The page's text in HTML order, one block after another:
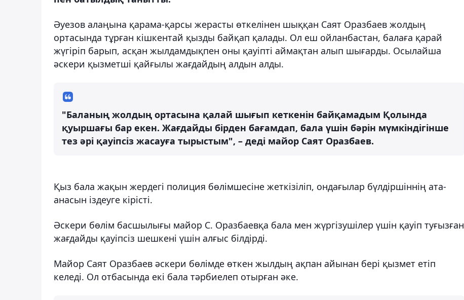
Әуезов алаңына қарама-қарсы жерасты өткелінен шыққан Саят Оразбаев жолдың
ортасында тұрған кішкентай қызды байқап қалады. Ол еш ойланбастан, балаға қарай
жүгіріп барып, асқан жылдамдықпен оны қауіпті аймақтан алып шығарды. Осылайша
әскери қызметші қайғылы жағдайдың алдын алды.
"Баланың жолдың ортасына қалай шығып кеткенін байқамадым Қолында
қуыршағы бар екен. Жағдайды бірден бағамдап, бала үшін бәрін мүмкіндігінше
тез әрі қауіпсіз жасауға тырыстым", – деді майор Саят Оразбаев.
Қыз бала жақын жердегі полиция бөлімшесіне жеткізіліп, ондағылар бүлдіршіннің ата-
анасын іздеуге кірісті.
Әскери бөлім басшылығы майор С. Оразбаевқа бала мен жүргізушілер үшін қауіп туғызған
жағдайды қауіпсіз шешкені үшін алғыс білдірді.
Майор Саят Оразбаев әскери бөлімде өткен жылдың ақпан айынан бері қызмет етіп
келеді. Ол отбасында екі бала тәрбиелеп отырған әке.